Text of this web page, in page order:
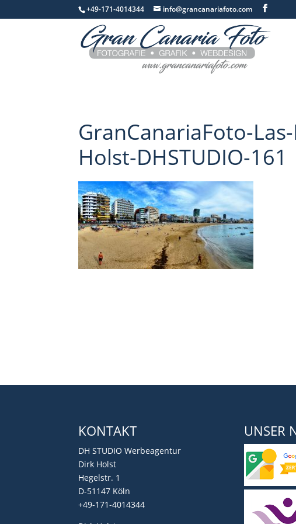
+49-171-4014344 info@grancanariafoto.com
GranCanariaFoto-
Holst-DHSTUDIO-161
KONTAKT
DH STUDIO Werbeagentur
Dirk Holst
Hegelstr. 1
D-51147 Köln
+49-171-4014344
UNSER